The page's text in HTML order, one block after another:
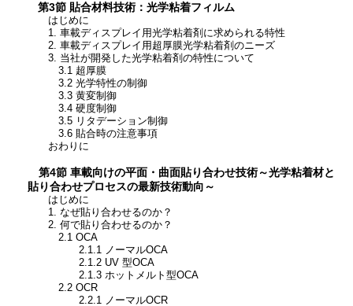
第3節 貼合材料技術：光学粘着フィルム
はじめに
1. 車載ディスプレイ用光学粘着剤に求められる特性
2. 車載ディスプレイ用超厚膜光学粘着剤のニーズ
3. 当社が開発した光学粘着剤の特性について
3.1 超厚膜
3.2 光学特性の制御
3.3 黄変制御
3.4 硬度制御
3.5 リタデーション制御
3.6 貼合時の注意事項
おわりに
第4節 車載向けの平面・曲面貼り合わせ技術～光学粘着材と
貼り合わせプロセスの最新技術動向～
はじめに
1. なぜ貼り合わせるのか？
2. 何で貼り合わせるのか？
2.1 OCA
2.1.1 ノーマルOCA
2.1.2 UV 型OCA
2.1.3 ホットメルト型OCA
2.2 OCR
2.2.1 ノーマルOCR